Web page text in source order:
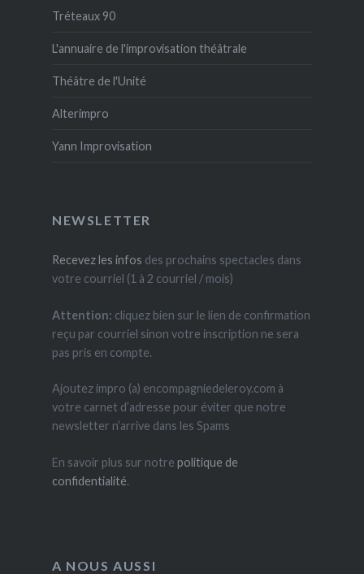
Tréteaux 90
L'annuaire de l'improvisation théâtrale
Théâtre de l'Unité
Alterimpro
Yann Improvisation
NEWSLETTER
Recevez les infos des prochains spectacles dans
votre courriel (1 à 2 courriel / mois)
Attention: cliquez bien sur le lien de confirmation
reçu par courriel sinon votre inscription ne sera
pas pris en compte.
Ajoutez impro (a) encompagniedeleroy.com à
votre carnet d’adresse pour éviter que notre
newsletter n’arrive dans les Spams
En savoir plus sur notre politique de
confidentialité.
A NOUS AUSSI